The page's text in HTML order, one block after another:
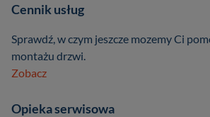
Cennik usług
Sprawdź, w czym jeszcze mozemy Ci
montażu drzwi.
Zobacz
Opieka serwisowa